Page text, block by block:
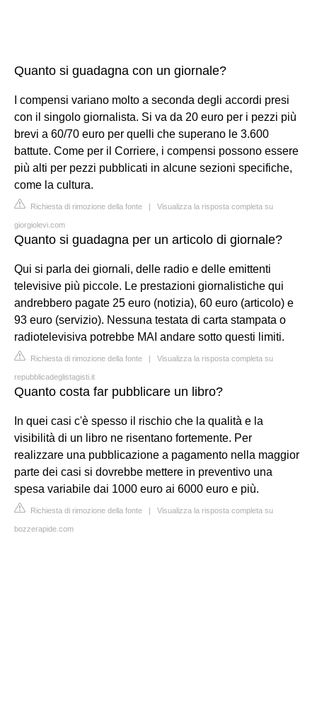
Quanto si guadagna con un giornale?
I compensi variano molto a seconda degli accordi presi
con il singolo giornalista. Si va da 20 euro per i pezzi più
brevi a 60/70 euro per quelli che superano le 3.600
battute. Come per il Corriere, i compensi possono essere
più alti per pezzi pubblicati in alcune sezioni specifiche,
come la cultura.
Richiesta di rimozione della fonte | Visualizza la risposta completa su
giorgiolevi.com
Quanto si guadagna per un articolo di giornale?
Qui si parla dei giornali, delle radio e delle emittenti
televisive più piccole. Le prestazioni giornalistiche qui
andrebbero pagate 25 euro (notizia), 60 euro (articolo) e
93 euro (servizio). Nessuna testata di carta stampata o
radiotelevisiva potrebbe MAI andare sotto questi limiti.
Richiesta di rimozione della fonte | Visualizza la risposta completa su
repubblicadeglistagisti.it
Quanto costa far pubblicare un libro?
In quei casi c'è spesso il rischio che la qualità e la
visibilità di un libro ne risentano fortemente. Per
realizzare una pubblicazione a pagamento nella maggior
parte dei casi si dovrebbe mettere in preventivo una
spesa variabile dai 1000 euro ai 6000 euro e più.
Richiesta di rimozione della fonte | Visualizza la risposta completa su
bozzerapide.com